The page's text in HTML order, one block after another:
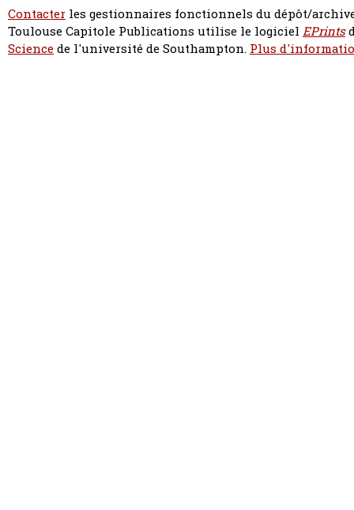
Contacter les gestionnaires fonctionnels du dépôt/
Toulouse Capitole Publications utilise le logiciel EPrints
Sciencede l'université de Southampton. Plus